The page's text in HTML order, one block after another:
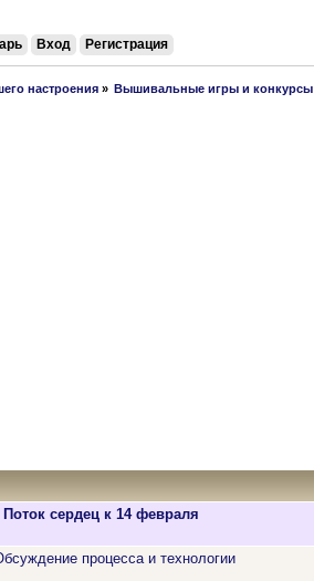
Вход Регистрация
настроения» Вышивальные игры и конкурсы
сердец к 14 февраля
процесса и технологии